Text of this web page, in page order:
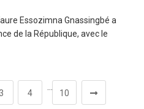
Essozimna Gnassingbé a
de la République, avec le
3 4 10